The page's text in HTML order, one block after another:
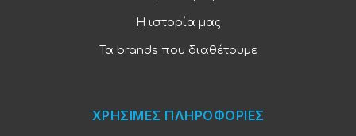
Η ιστορία μας
Τα brands που διαθέτουμε
ΧΡΗΣΙΜΕΣ ΠΛΗΡΟΦΟΡΙΕΣ